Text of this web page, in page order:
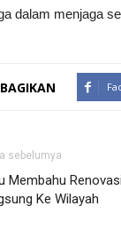
dalam menjaga
BAGIKAN
sebelumya
Membahu
Ke Wilayah